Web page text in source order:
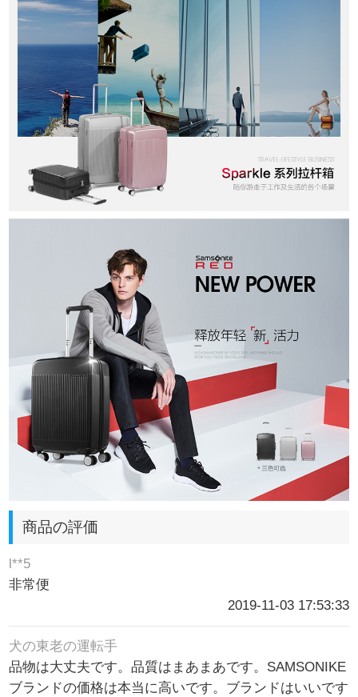
商品の評価
l**5
非常便
2019-11-03 17:53:33
犬の東老の運転手
品物は大丈夫です。品質はまあまあです。SAMSONIKE
ブランドの価格は本当に高いです。ブランドはいいです